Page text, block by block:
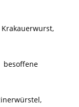
besoffene